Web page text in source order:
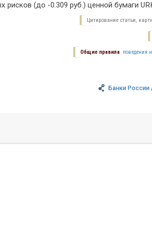
рисков (до -0.309 руб.) ценной бумаги
Цитирование статьи,
Общие правила поведения
Банки России